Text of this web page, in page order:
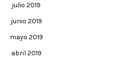
julio 2019
junio 2019
mayo 2019
abril 2019